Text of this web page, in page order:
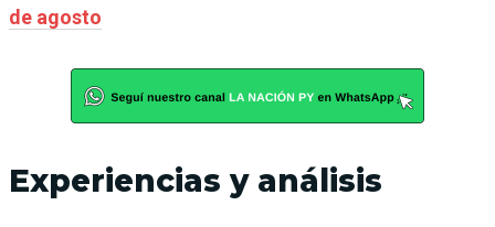
de agosto
Experiencias y análisis